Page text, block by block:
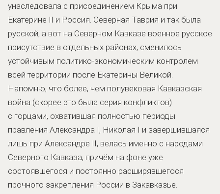
унаследовала с присоединением Крыма при
Екатерине II и Россия. Северная Таврия и так была
русской, а вот на Северном Кавказе военное русское
присутствие в отдельных районах, сменилось
устойчивым политико-экономическим контролем
всей территории после Екатерины Великой.
Напомню, что более, чем полувековая Кавказская
война (скорее это была серия конфликтов)
с горцами, охватившая полностью периоды
правления Александра I, Николая I и завершившаяся
лишь при Александре II, велась именно с народами
Северного Кавказа, причём на фоне уже
состоявшегося и постоянно расширявшегося
прочного закрепления России в Закавказье.